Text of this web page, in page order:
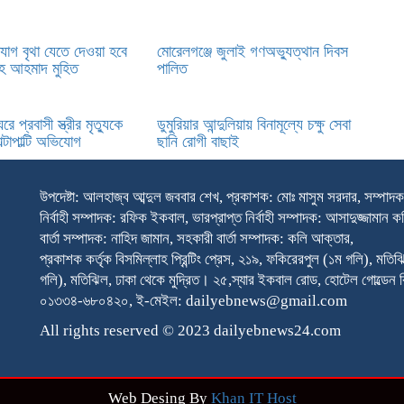
বৃথা যেতে দেওয়া হবে
আহমাদ মুহিত
মোরেলগঞ্জে জুলাই গণঅভ্যুত্থান দিবস
পালিত
প্রবাসী স্ত্রীর মৃত্যুকে
অভিযোগ
ডুমুরিয়ার আন্দুলিয়ায় বিনামূল্যে চক্ষু সেবা
ছানি রোগী বাছাই
উপদেষ্টা: আলহাজ্ব আব্দুল জববার শেখ, প্রকাশক: মোঃ মাসুম সরদার,
নির্বাহী সম্পাদক: রফিক ইকবাল, ভারপ্রাপ্ত নির্বাহী সম্পাদক: আসাদুজ্জামান
বার্তা সম্পাদক: নাহিদ জামান, সহকারী বার্তা সম্পাদক: কলি আক্তার,
প্রকাশক কর্তৃক বিসমিল্লাহ প্রিন্টিং প্রেস, ২১৯, ফকিরেরপুল (১ম গলি),
গলি), মতিঝিল, ঢাকা থেকে মুদ্রিত। ২৫,স্যার ইকবাল রোড, হোটেল
০১৩৩৪-৬৮০৪২০, ই-মেইল: dailyebnews@gmail.com
All rights reserved © 2023 dailyebnews24.com
Web Desing By Khan IT Host